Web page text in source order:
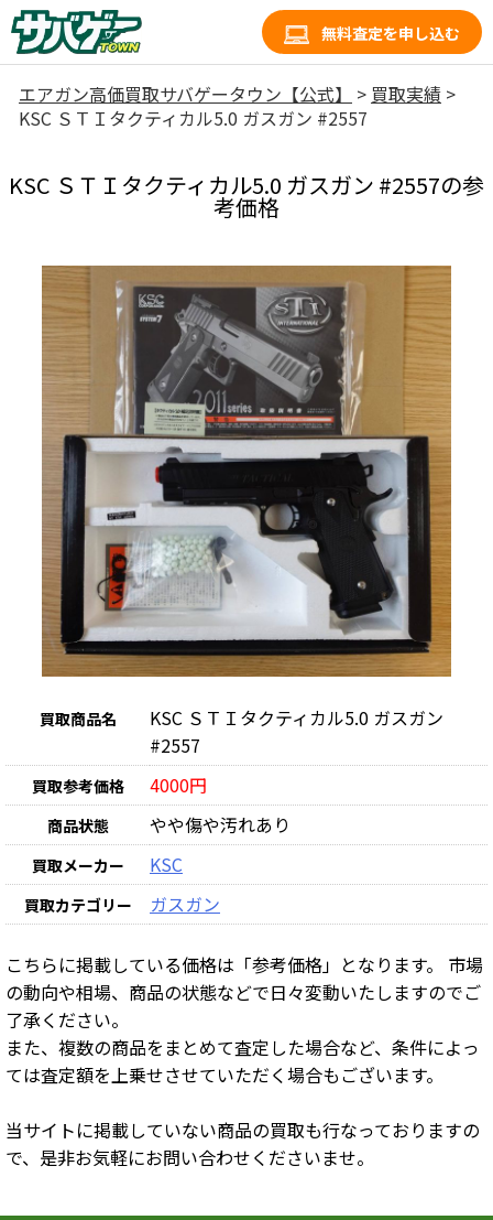
無料査定を申し込む
エアガン高価買取サバゲータウン【公式】 > 買取実績 >
KSC ＳＴＩタクティカル5.0 ガスガン #2557
KSC ＳＴＩタクティカル5.0 ガスガン #2557の参
考価格
買取商品名
KSC ＳＴＩタクティカル5.0 ガスガン
#2557
買取参考価格 4000円
商品状態 やや傷や汚れあり
買取メーカー KSC
買取カテゴリー ガスガン
こちらに掲載している価格は「参考価格」となります。 市場
の動向や相場、商品の状態などで日々変動いたしますのでご
了承ください。
また、複数の商品をまとめて査定した場合など、条件によっ
ては査定額を上乗せさせていただく場合もございます。
当サイトに掲載していない商品の買取も行なっておりますの
で、是非お気軽にお問い合わせくださいませ。